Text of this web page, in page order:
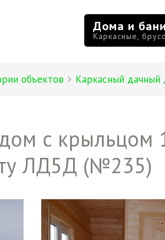
Дома и бани
Каркасные,
объектов Каркасный
с крыльцом
ЛД5Д (№235)